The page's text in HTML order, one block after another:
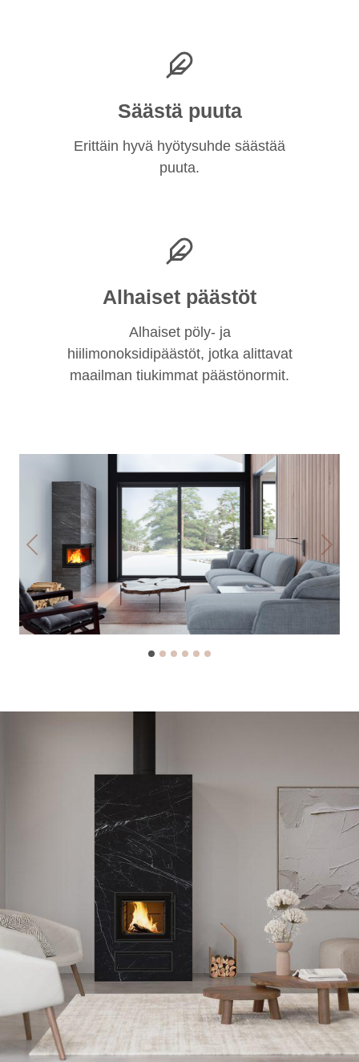
Säästä puuta
Erittäin hyvä hyötysuhde säästää
puuta.
Alhaiset päästöt
Alhaiset pöly- ja
hiilimonoksidipäästöt, jotka alittavat
maailman tiukimmat päästönormit.
Previous Next